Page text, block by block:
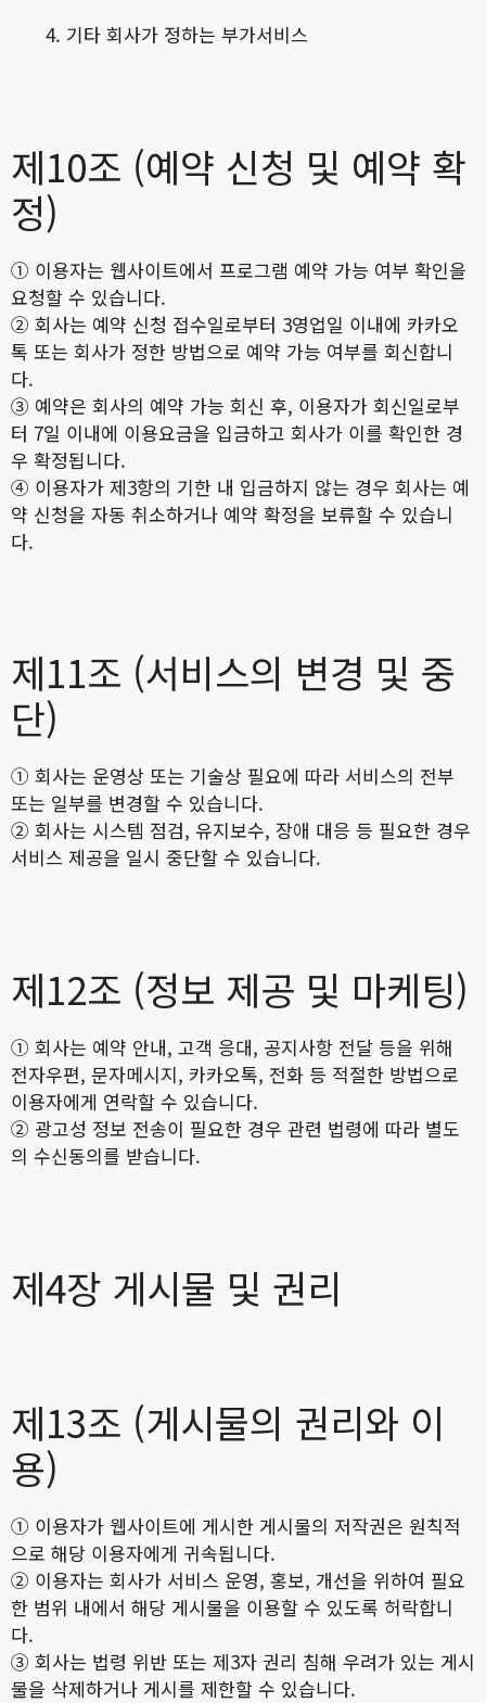
기타 회사가 정하는 부가서비스
제10조 (예약 신청 및 예약 확
정)
① 이용자는 웹사이트에서 프로그램 예약 가능 여부 확인을
요청할 수 있습니다.
② 회사는 예약 신청 접수일로부터 3영업일 이내에 카카오
톡 또는 회사가 정한 방법으로 예약 가능 여부를 회신합니
다.
③ 예약은 회사의 예약 가능 회신 후, 이용자가 회신일로부
터 7일 이내에 이용요금을 입금하고 회사가 이를 확인한 경
우 확정됩니다.
④ 이용자가 제3항의 기한 내 입금하지 않는 경우 회사는 예
약 신청을 자동 취소하거나 예약 확정을 보류할 수 있습니
다.
제11조 (서비스의 변경 및 중
단)
① 회사는 운영상 또는 기술상 필요에 따라 서비스의 전부
또는 일부를 변경할 수 있습니다.
② 회사는 시스템 점검, 유지보수, 장애 대응 등 필요한 경우
서비스 제공을 일시 중단할 수 있습니다.
제12조 (정보 제공 및 마케팅)
① 회사는 예약 안내, 고객 응대, 공지사항 전달 등을 위해
전자우편, 문자메시지, 카카오톡, 전화 등 적절한 방법으로
이용자에게 연락할 수 있습니다.
② 광고성 정보 전송이 필요한 경우 관련 법령에 따라 별도
의 수신동의를 받습니다.
제4장 게시물 및 권리
제13조 (게시물의 권리와 이
용)
① 이용자가 웹사이트에 게시한 게시물의 저작권은 원칙적
으로 해당 이용자에게 귀속됩니다.
② 이용자는 회사가 서비스 운영, 홍보, 개선을 위하여 필요
한 범위 내에서 해당 게시물을 이용할 수 있도록 허락합니
다.
③ 회사는 법령 위반 또는 제3자 권리 침해 우려가 있는 게시
물을 삭제하거나 게시를 제한할 수 있습니다.